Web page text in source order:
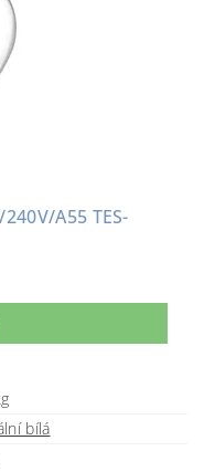
A55 TES-
bílá